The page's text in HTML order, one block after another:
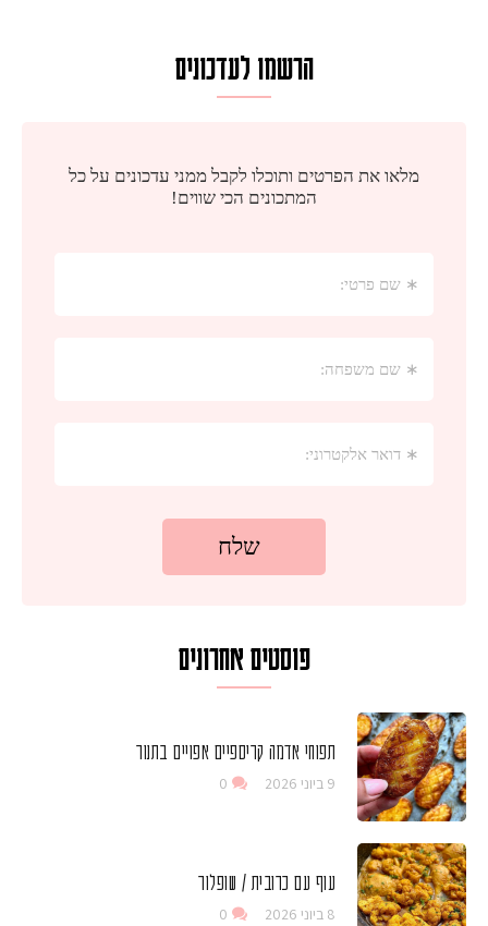
הרשמו לעדכונים
פוסטים אחרונים
תפוחי אדמה קריספיים אפויים בתנור
9 ביוני 2026 0
עוף עם כרובית / שופלור
8 ביוני 2026 0